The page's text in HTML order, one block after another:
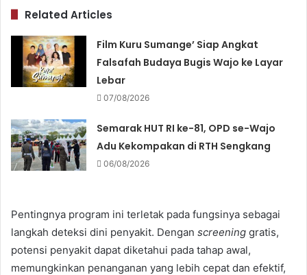
Related Articles
Film Kuru Sumange’ Siap Angkat
Falsafah Budaya Bugis Wajo ke Layar
Lebar
07/08/2026
Semarak HUT RI ke-81, OPD se-Wajo
Adu Kekompakan di RTH Sengkang
06/08/2026
Pentingnya program ini terletak pada fungsinya sebagai
langkah deteksi dini penyakit. Dengan screening gratis,
potensi penyakit dapat diketahui pada tahap awal,
memungkinkan penanganan yang lebih cepat dan efektif,